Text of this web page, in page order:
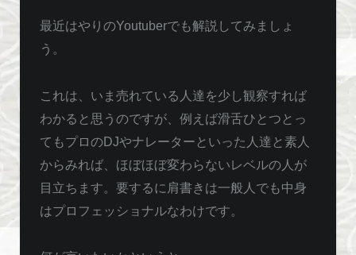
最近はやりのYoutuberでも解説してみましょ
う。
これは、いま売れている人達を少し観察すれば
わかると思うのですが、例えば滑舌ひとつとっ
てもプロのDJやナレーターといった人達と素人
からみれば、ほぼほぼ変わらないレベルの人が
目立ちます。要するに肩書きは一般人でも中身
はプロフェッショナルなわけです。